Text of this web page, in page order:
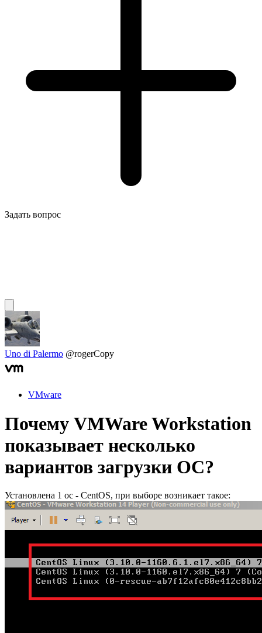
Задать вопрос
Uno di Palermo @rogerCopy
VMware
Почему VMWare Workstation
показывает несколько
вариантов загрузки ОС?
Установлена 1 ос - CentOS, при выборе возникает такое: